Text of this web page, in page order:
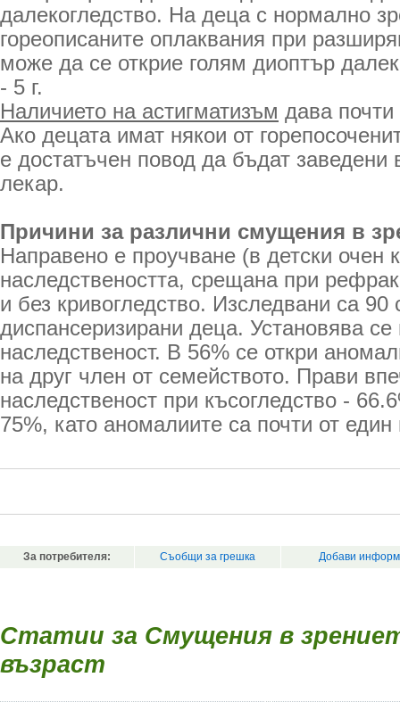
далекогледство. На деца с нормално
гореописаните оплаквания при
може да се открие голям диоптър
- 5 г.
Наличието на астигматизъм дава
Ако децата имат някои от
е достатъчен повод да бъдат заведени
лекар.
Причини за различни смущения в
Направено е проучване (в детски очен
наследствеността, срещана при
и без кривогледство. Изследвани са 90
диспансеризирани деца. Установява се
наследственост. В 56% се откри
на друг член от семейството. Прави
наследственост при късогледство -
75%, като аномалиите са почти от
За потребителя: Съобщи за грешка Добави
Статии за Смущения в
възраст